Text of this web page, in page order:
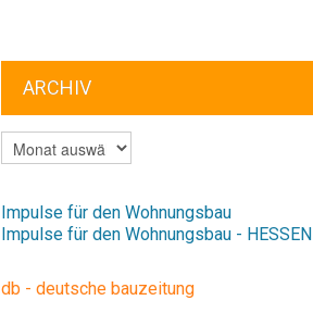
ARCHIV
ARCHIV
Impulse für den Wohnungsbau
Impulse für den Wohnungsbau - HESSEN
db - deutsche bauzeitung